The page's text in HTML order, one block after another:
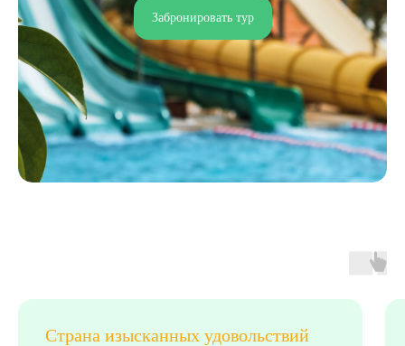
Забронировать тур
Страна изысканных удовольствий